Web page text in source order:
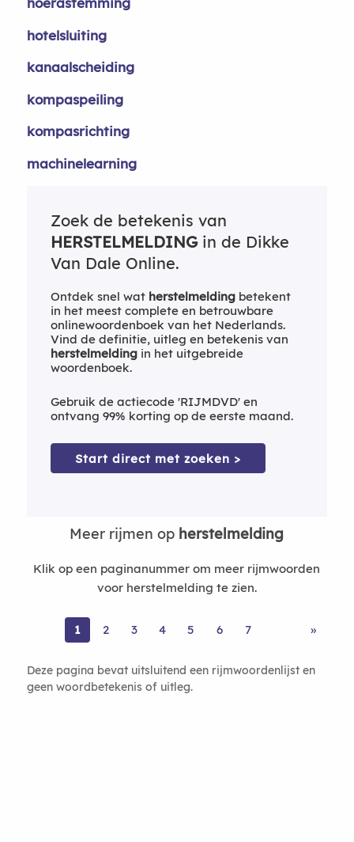
hotelsluiting
kanaalscheiding
kompaspeiling
kompasrichting
machinelearning
Zoek de betekenis van
HERSTELMELDINGin de Dikke
Van Dale Online.
Ontdek snel wat herstelmeldingbetekent
in het meest complete en betrouwbare
onlinewoordenboek van het Nederlands.
Vind de definitie, uitleg en betekenis van
herstelmeldingin het uitgebreide
woordenboek.
Gebruik de actiecode 'RIJMDVD' en
ontvang 99% korting op de eerste maand.
Start direct met zoeken >
Meer rijmen op herstelmelding
Klik op een paginanummer om meer rijmwoorden
voor herstelmelding te zien.
1 2 3 4 5 6 7 »
Deze pagina bevat uitsluitend een rijmwoordenlijst en
geen woordbetekenis of uitleg.